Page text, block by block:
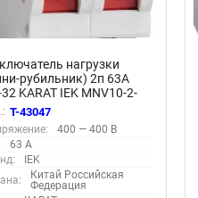
нагрузки
рубильник) 2п 63А
KARAT IEK MNV10-2-
T-43047
400 — 400 В
63 А
IEK
Китай Российская
Федерация